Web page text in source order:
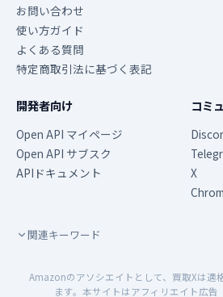
お問い合わせ
使い方ガイド
よくある質問
特定商取引法に基づく表記
開発者向け
Open API マイページ
Open API サブスク
APIドキュメント
コミ
X
関連キーワード
Amazonのアソシエイトとして、買取Xは適
ます。本サイトはアフィリエイト広告